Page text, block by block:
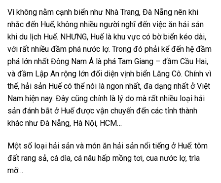
Vì không nằm cạnh biển như Nhà Trang, Đà Nẵng nên khi
nhắc đến Huế, không nhiều người nghĩ đến việc ăn hải sản
khi du lịch Huế. NHƯNG, Huế là khu vực có bờ biển kéo dài,
với rất nhiều đầm phá nước lợ. Trong đó phải kể đến hệ đầm
phá lớn nhất Đông Nam Á là phá Tam Giang – đầm Cầu Hai,
và đầm Lập An rộng lớn đối diện vịnh biển Lăng Cô. Chính vì
thế, hải sản Huế có thể nói là ngon nhất, đa dạng nhất ở Việt
Nam hiện nay. Đây cũng chính là lý do mà rất nhiều loại hải
sản đánh bắt ở Huế được vận chuyến đến các tỉnh thành
khác như Đà Nẵng, Hà Nội, HCM…
Một số loại hải sản và món ăn hải sản nổi tiếng ở Huế: tôm
đất rang sả, cá dìa, cá nâu hấp mồng tơi, cua nước lợ, trìa
mỡ…